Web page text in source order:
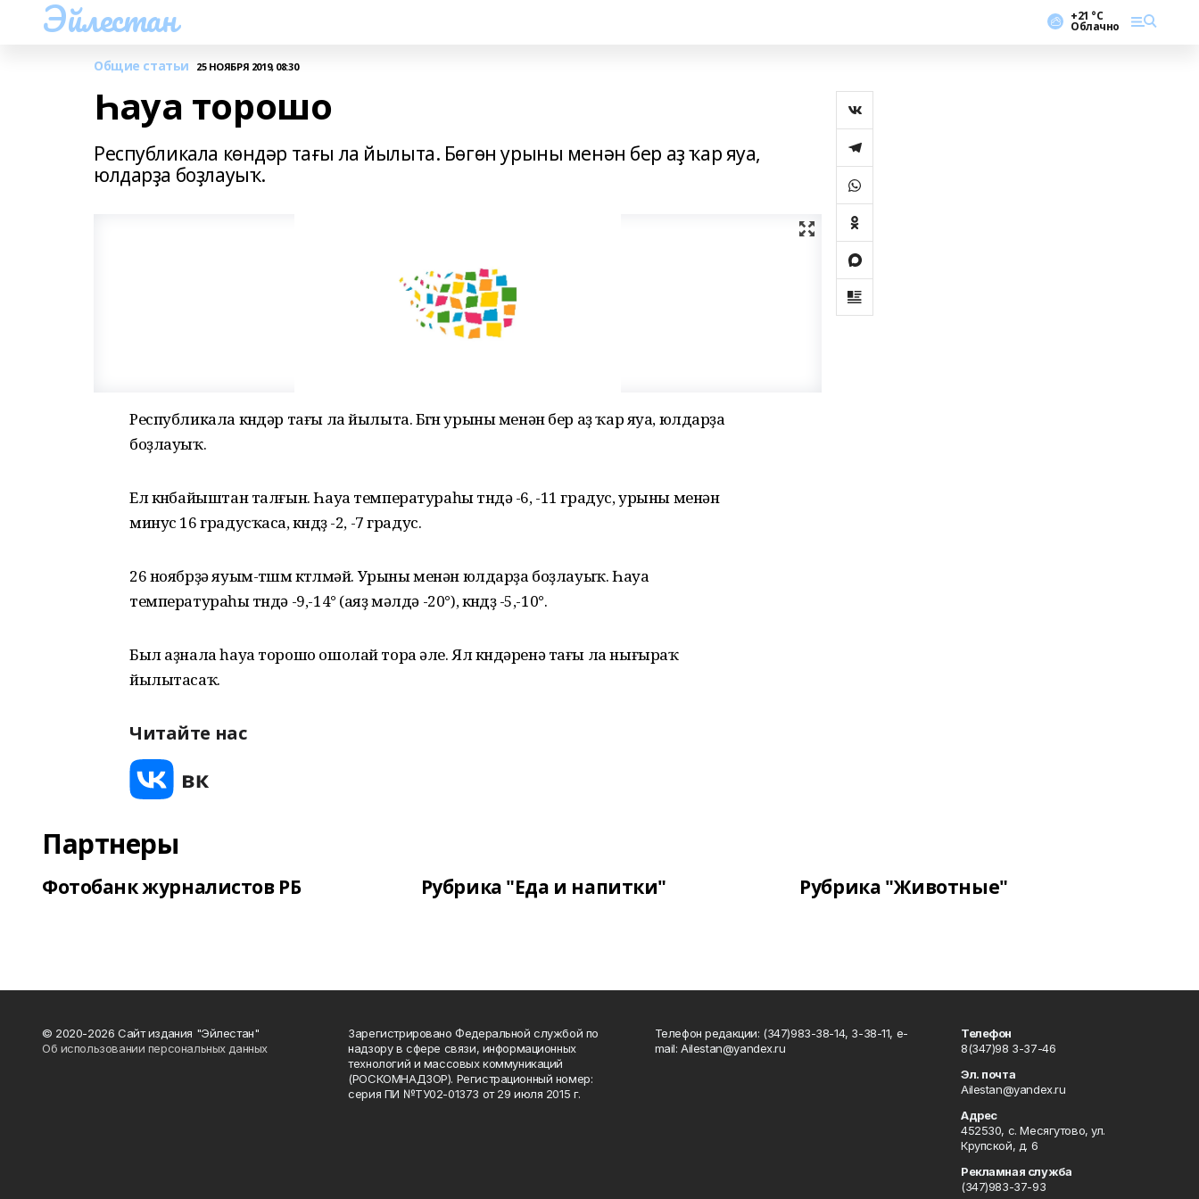
Эйлестан +21 °С
Облачно
Общие статьи 25 НОЯБРЯ 2019, 08:30
Һауа торошо
Республикала көндәр тағы ла йылыта. Бөгөн урыны менән бер аҙ ҡар яуа,
юлдарҙа боҙлауыҡ.
Республикала көндәр тағы ла йылыта. Бөгөн урыны менән бер аҙ ҡар яуа, юлдарҙа
боҙлауыҡ.
Ел көнбайыштан талғын. Һауа температураһы төндә -6, -11 градус, урыны менән
минус 16 градусҡаса, көндөҙ -2, -7 градус.
26 ноябрҙә яуым-төшөм көтөлмәй. Урыны менән юлдарҙа боҙлауыҡ. Һауа
температураһы төндә -9,-14° (аяҙ мәлдә -20°), көндөҙ -5,-10°.
Был аҙнала һауа торошо ошолай тора әле. Ял көндәренә тағы ла нығыраҡ
йылытасаҡ.
Читайте нас
Партнеры
Фотобанк журналистов РБ Рубрика "Еда и напитки" Рубрика "Животные"
© 2020-2026 Сайт издания "Эйлестан"
Об использовании персональных данных
Зарегистрировано Федеральной службой по
надзору в сфере связи, информационных
технологий и массовых коммуникаций
(РОСКОМНАДЗОР). Регистрационный номер:
серия ПИ №ТУ02-01373 от 29 июля 2015 г.
Телефон редакции: (347)983-38-14, 3-38-11, e-
mail: Ailestan@yandex.ru
Телефон
8(347)98 3-37-46
Эл. почта
Ailestan@yandex.ru
Адрес
452530, с. Месягутово, ул.
Крупской, д. 6
Рекламная служба
(347)983-37-93